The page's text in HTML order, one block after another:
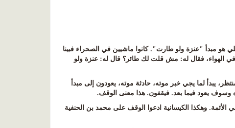
هو مبدأ "عنزة ولو طارت". كانوا ماشيين في الصحراء فبينا
الهواء، فقال له: مش قلت لك طائر؟ قال له: عنزة ولو
يبدأ لما يجي خبر موته، حادثة موته، يعودون إلى مبدأ
وسوف يعود فيما بعد. فيقفون. هذا معنى الوقف.
الأئمة. وهكذا الكيسانية ادعوا الوقف على محمد بن الحنفية